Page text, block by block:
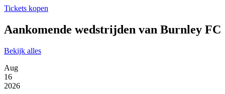
Tickets kopen
Aankomende wedstrijden van Burnley FC
Bekijk alles
Aug
16
2026